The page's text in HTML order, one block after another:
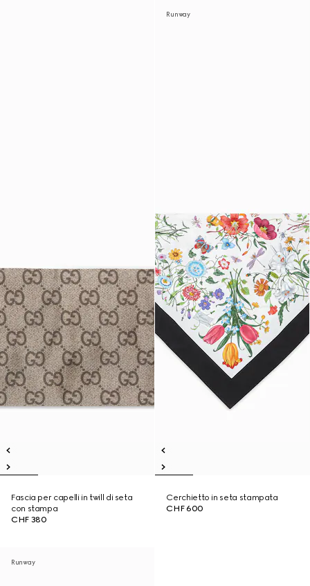
Fascia per capelli in twill di seta
con stampa
CHF 380
Runway
Cerchietto in seta stampata
CHF 600
Runway